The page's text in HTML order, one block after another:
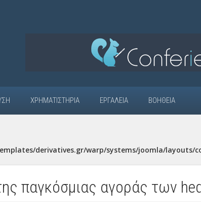
ΧΡΗΜΑΤΙΣΤΉΡΙΑ ΕΡΓΑΛΕΊΑ ΒΟΉΘΕΙΑ
derivatives.gr/warp/systems/joomla/layouts/
παγκόσμιας αγοράς των